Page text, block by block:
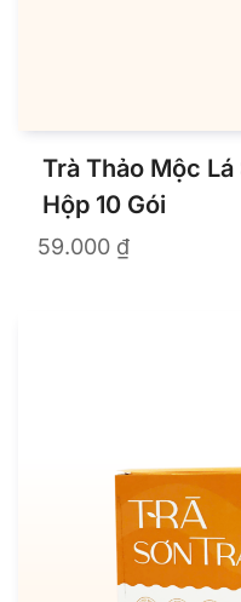
Trà Thảo Mộc
Hộp 10 Gói
59.000 ₫